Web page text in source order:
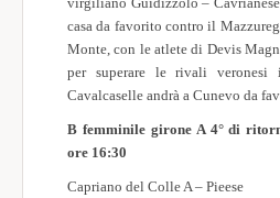
casa da favorito contro il
Monte, con le atlete di Devis
per superare le rivali veronesi
Cavalcaselle andrà a Cunevo da
B femminile girone A 4° di
ore 16:30
Capriano del Colle A – Pieese